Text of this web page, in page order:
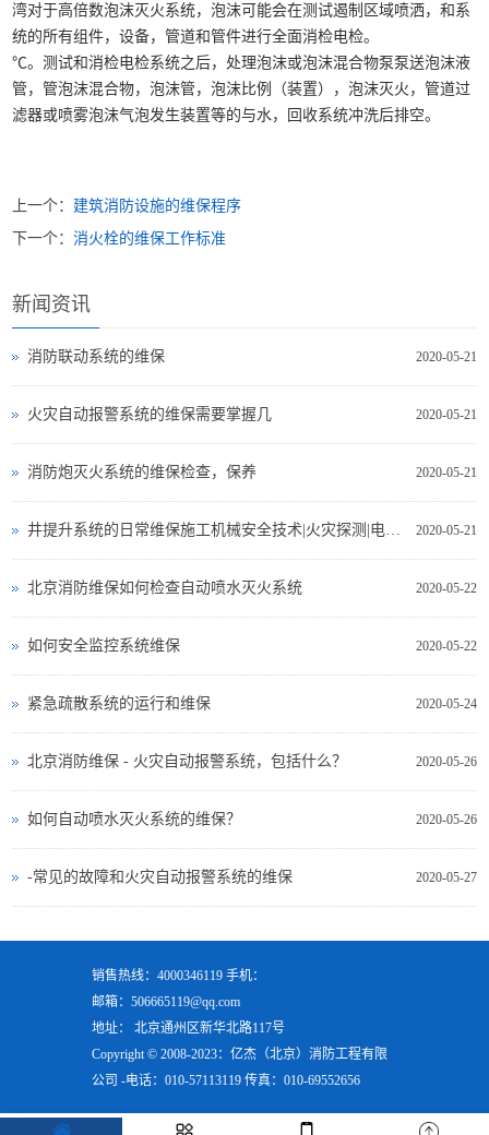
湾对于高倍数泡沫灭火系统，泡沫可能会在测试遏制区域喷洒，和系
统的所有组件，设备，管道和管件进行全面消检电检。
℃。测试和消检电检系统之后，处理泡沫或泡沫混合物泵泵送泡沫液
管，管泡沫混合物，泡沫管，泡沫比例（装置），泡沫灭火，管道过
滤器或喷雾泡沫气泡发生装置等的与水，回收系统冲洗后排空。
上一个： 建筑消防设施的维保程序
下一个：消火栓的维保工作标准
新闻资讯
2020-05-21
消防联动系统的维保
2020-05-21
火灾自动报警系统的维保需要掌握几
2020-05-21
消防炮灭火系统的维保检查，保养
2020-05-21
井提升系统的日常维保施工机械安全技术|火灾探测|电气测试
2020-05-22
北京消防维保如何检查自动喷水灭火系统
2020-05-22
如何安全监控系统维保
2020-05-24
紧急疏散系统的运行和维保
2020-05-26
北京消防维保 - 火灾自动报警系统，包括什么？
2020-05-26
如何自动喷水灭火系统的维保？
2020-05-27
-常见的故障和火灾自动报警系统的维保
销售热线：4000346119 手机：
邮箱：506665119@qq.com
地址： 北京通州区新华北路117号
Copyright © 2008-2023：亿杰（北京）消防工程有限
公司 -电话：010-57113119 传真：010-69552656